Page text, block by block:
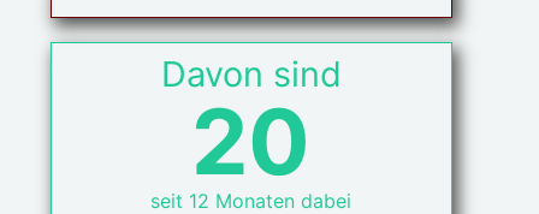
Davon sind
20
seit 12 Monaten dabei